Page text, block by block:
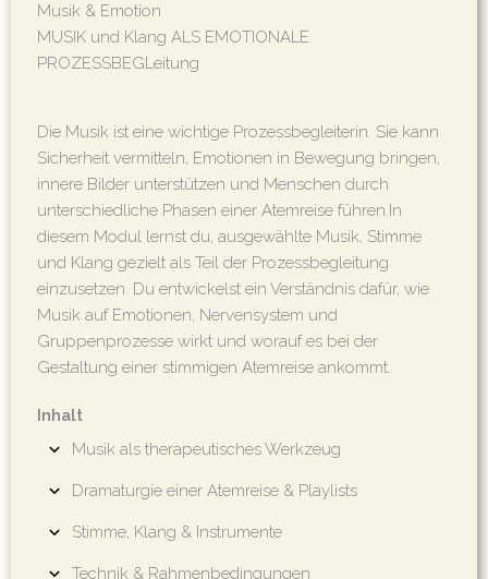
Musik & Emotion
MUSIK und Klang ALS EMOTIONALE
PROZESSBEGLeitung
Die Musik ist eine wichtige Prozessbegleiterin. Sie kann
Sicherheit vermitteln, Emotionen in Bewegung bringen,
innere Bilder unterstützen und Menschen durch
unterschiedliche Phasen einer Atemreise führen.In
diesem Modul lernst du, ausgewählte Musik, Stimme
und Klang gezielt als Teil der Prozessbegleitung
einzusetzen. Du entwickelst ein Verständnis dafür, wie
Musik auf Emotionen, Nervensystem und
Gruppenprozesse wirkt und worauf es bei der
Gestaltung einer stimmigen Atemreise ankommt.
Inhalt
Musik als therapeutisches Werkzeug
Dramaturgie einer Atemreise & Playlists
Stimme, Klang & Instrumente
Technik & Rahmenbedingungen